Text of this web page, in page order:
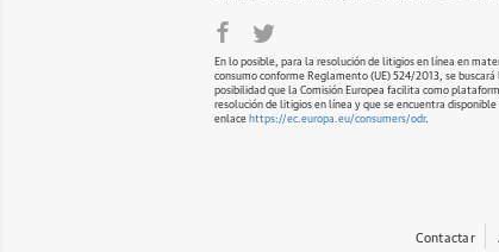
En lo posible, para la resolución de litigios en línea en
consumo conforme Reglamento (UE) 524/2013, se buscará
posibilidad que la Comisión Europea facilita como
resolución de litigios en línea y que se encuentra disponible
enlace https://ec.europa.eu/consumers/odr.
Contactar